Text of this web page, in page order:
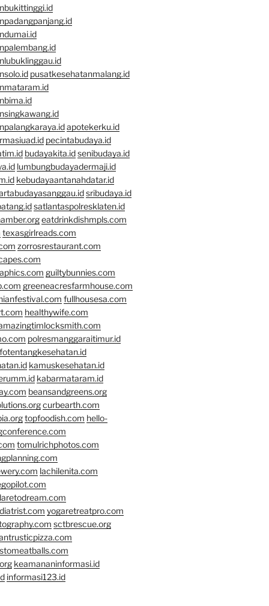
pusatkesehatanmalang.id
apotekerku.id
pecintabudaya.id
budayakita.id senibudaya.id
lumbungbudayadermaji.id
kebudayaantanahdatar.id
sribudaya.id
satlantaspolresklaten.id
eatdrinkdishmpls.com
texasgirlreads.com
zorrosrestaurant.com
guiltybunnies.com
greeneacresfarmhouse.com
fullhousesa.com
healthywife.com
polresmanggaraitimur.id
kamuskesehatan.id
kabarmataram.id
beansandgreens.org
curbearth.com
topfoodish.com hello-
tomulrichphotos.com
lachilenita.com
yogaretreatpro.com
sctbrescue.org
keamananinformasi.id
informasi123.id